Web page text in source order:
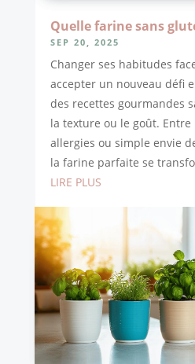
Quelle farine sans
SEP 20, 2025
Changer ses habitudes
accepter un nouveau défi
des recettes gourmandes
la texture ou le goût. Entre
allergies ou simple envie
la farine parfaite se
LIRE PLUS